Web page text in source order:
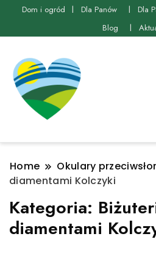
Dom i ogród Dla Panów Dla
Blog
Home Okulary
diamentami Kolczyki
Kategoria:
diamentami